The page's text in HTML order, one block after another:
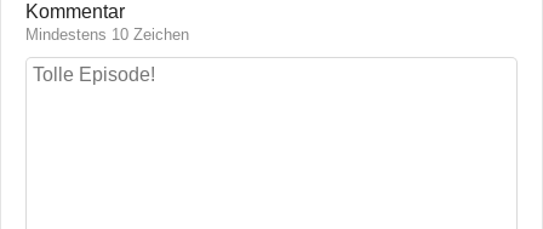
Kommentar
Mindestens 10 Zeichen